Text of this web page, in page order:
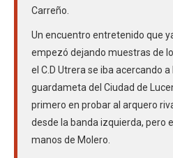
Carreño.
Un encuentro entretenido que
empezó dejando muestras de
el C.D Utrera se iba acercando
guardameta del Ciudad de
primero en probar al arquero
desde la banda izquierda, pero
manos de Molero.